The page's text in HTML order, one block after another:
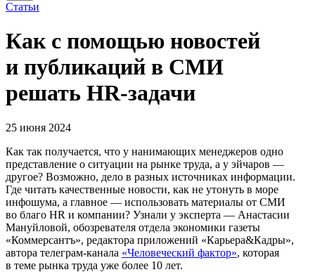
Статьи
Как с помощью новостей
и публикаций в СМИ
решать HR-задачи
25 июня 2024
Как так получается, что у нанимающих менеджеров одно
представление о ситуации на рынке труда, а у эйчаров —
другое? Возможно, дело в разных источниках информации.
Где читать качественные новости, как не утонуть в море
инфошума, а главное — использовать материалы от СМИ
во благо HR и компании? Узнали у эксперта — Анастасии
Мануйловой, обозревателя отдела экономики газеты
«Коммерсантъ», редактора приложений «Карьера&Кадры»,
автора телеграм-канала «Человеческий фактор», которая
в теме рынка труда уже более 10 лет.